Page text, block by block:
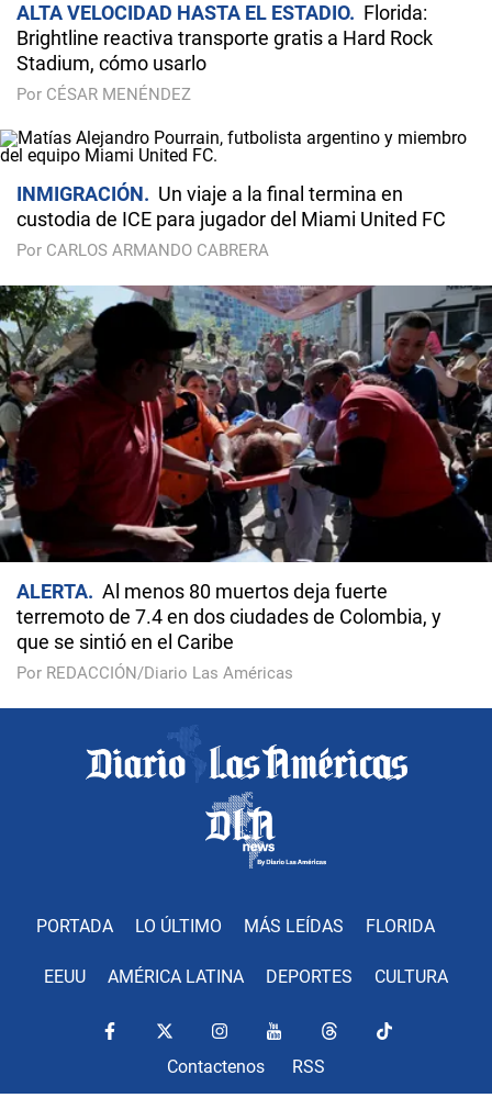
ALTA VELOCIDAD HASTA EL ESTADIO
Florida:
Brightline reactiva transporte gratis a Hard Rock
Stadium, cómo usarlo
Por CÉSAR MENÉNDEZ
INMIGRACIÓN
Un viaje a la final termina en
custodia de ICE para jugador del Miami United FC
Por CARLOS ARMANDO CABRERA
ALERTA
Al menos 80 muertos deja fuerte
terremoto de 7.4 en dos ciudades de Colombia, y
que se sintió en el Caribe
Por REDACCIÓN/Diario Las Américas
PORTADA LO ÚLTIMO MÁS LEÍDAS FLORIDA
EEUU AMÉRICA LATINA DEPORTES CULTURA
Contactenos RSS